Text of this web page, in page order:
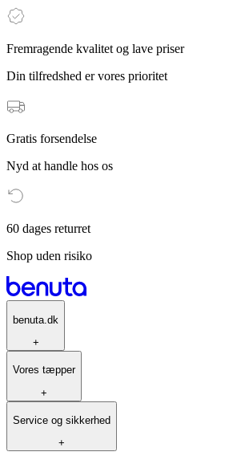
Fremragende kvalitet og lave priser
Din tilfredshed er vores prioritet
Gratis forsendelse
Nyd at handle hos os
60 dages returret
Shop uden risiko
benuta.dk
+
Vores tæpper
+
Service og sikkerhed
+